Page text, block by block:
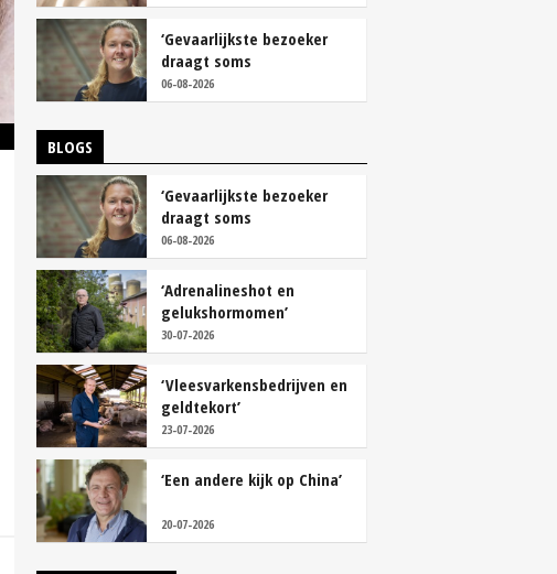
‘Gevaarlijkste bezoeker
draagt soms
overschoenen’
06-08-2026
BLOGS
‘Gevaarlijkste bezoeker
draagt soms
overschoenen’
06-08-2026
‘Adrenalineshot en
gelukshormomen’
30-07-2026
‘Vleesvarkensbedrijven en
geldtekort’
23-07-2026
‘Een andere kijk op China’
20-07-2026